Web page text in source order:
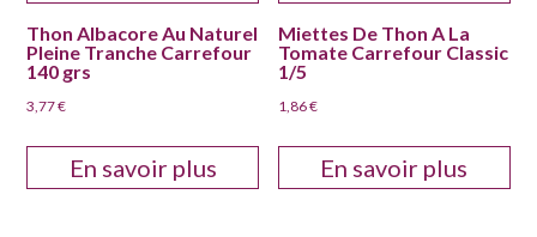
Thon Albacore Au Naturel
Pleine Tranche Carrefour
140 grs
3,77€
En savoir plus
Miettes De Thon A La
Tomate Carrefour Classic
1/5
1,86€
En savoir plus